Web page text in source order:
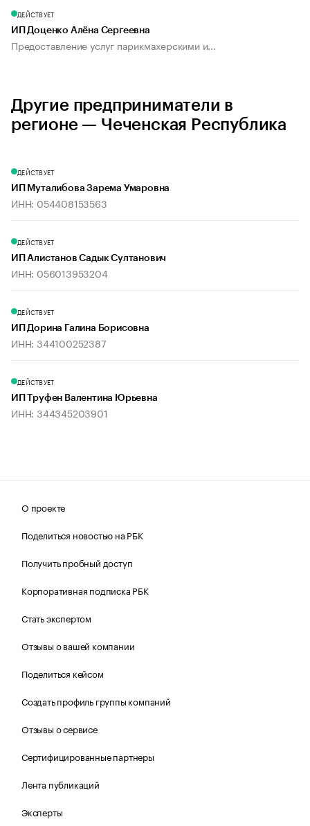
ДЕЙСТВУЕТ
ИП Доценко Алёна Сергеевна
Предоставление услуг парикмахерскими и...
Другие предприниматели в
регионе — Чеченская Республика
ДЕЙСТВУЕТ
ИП Муталибова Зарема Умаровна
ИНН: 054408153563
ДЕЙСТВУЕТ
ИП Алистанов Садык Султанович
ИНН: 056013953204
ДЕЙСТВУЕТ
ИП Дорина Галина Борисовна
ИНН: 344100252387
ДЕЙСТВУЕТ
ИП Труфен Валентина Юрьевна
ИНН: 344345203901
О проекте
Поделиться новостью на РБК
Получить пробный доступ
Корпоративная подписка РБК
Стать экспертом
Отзывы о вашей компании
Поделиться кейсом
Создать профиль группы компаний
Отзывы о сервисе
Сертифицированные партнеры
Лента публикаций
Эксперты